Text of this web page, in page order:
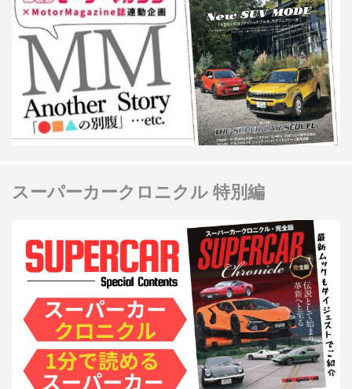
スーパーカークロニクル 特別編